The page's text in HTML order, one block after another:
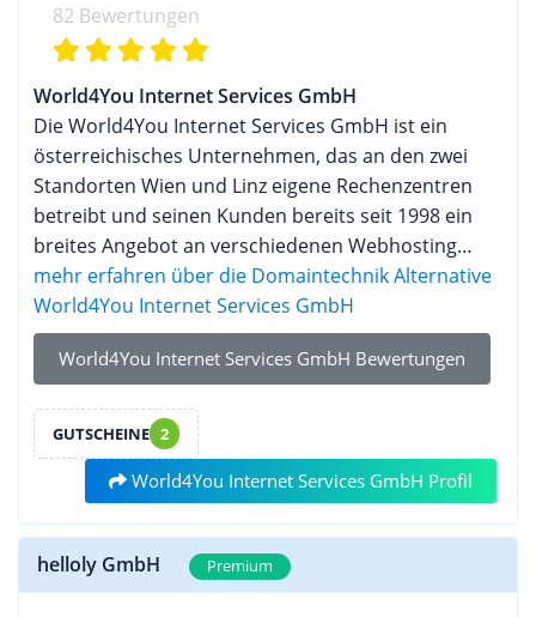
82 Bewertungen
World4You Internet Services GmbH
Die World4You Internet Services GmbH ist ein
österreichisches Unternehmen, das an den zwei
Standorten Wien und Linz eigene Rechenzentren
betreibt und seinen Kunden bereits seit 1998 ein
breites Angebot an verschiedenen Webhosting
Dienstleistungen bereitstellt. Neben umfangreichen
Domain- und E-Mail-Lösungen werden klassische
Webspace Pakete und leistungsstarke vServer
angeboten. Abgerundet wird das Angebot durch
Speicher, Homepagebaukasten oder Online
Marketing-Tools. World4You ist bekannt für seine
benutzerfreundlichen Services und seine
deutschsprachigen Raum, bietet seine Dienste aber
auch international an. Das Unternehmen hat sich
mehr erfahren über die Domaintechnik Alternative
World4You Internet Services GmbH
World4You Internet Services GmbH Bewertungen
GUTSCHEINE 2
World4You Internet Services GmbH Profil
helloly GmbH Premium